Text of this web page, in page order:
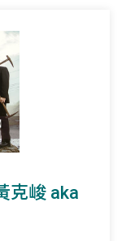
克峻 aka